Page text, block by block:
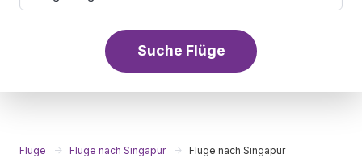
Suche Flüge
Flüge Flüge nach Singapur Flüge nach Singapur